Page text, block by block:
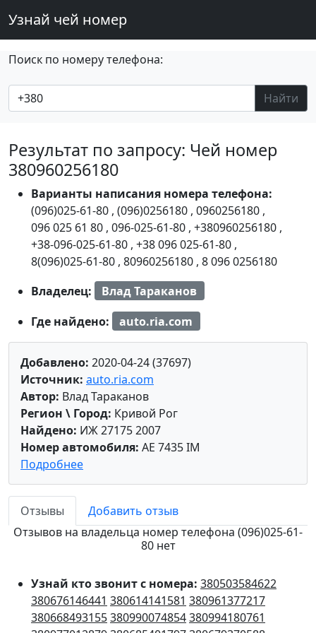
Узнай чей номер
Поиск по номеру телефона:
Найти
Результат по запросу: Чей номер
380960256180
Варианты написания номера телефона:
(096)025-61-80 , (096)0256180 , 0960256180 ,
096 025 61 80 , 096-025-61-80 , +380960256180 ,
+38-096-025-61-80 , +38 096 025-61-80 ,
8(096)025-61-80 , 80960256180 , 8 096 0256180
Владелец:
Влад Тараканов
Где найдено:
auto.ria.com
Добавлено: 2020-04-24 (37697)
Источник: auto.ria.com
Автор: Влад Тараканов
Регион \ Город: Кривой Рог
Найдено: ИЖ 27175 2007
Номер автомобиля: AE 7435 IM
Подробнее
Отзывы
Добавить отзыв
Отзывов на владельца номер телефона (096)025-61-
80 нет
Узнай кто звонит с номера: 380503584622
380676146441 380614141581 380961377217
380668493155380990074854380994180761